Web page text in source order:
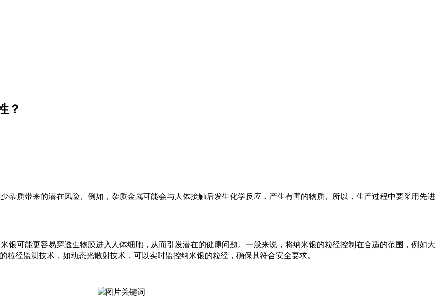
？
杂质带来的潜在风险。例如，杂质金属可能会与人体接触后发生化学反应，产生有害的物质。所以，生产过程中要采用先进
银可能更容易穿透生物膜进入人体细胞，从而引发潜在的健康问题。一般来说，将纳米银的粒径控制在合适的范围，例如大
径监测技术，如动态光散射技术，可以实时监控纳米银的粒径，确保其符合安全要求。